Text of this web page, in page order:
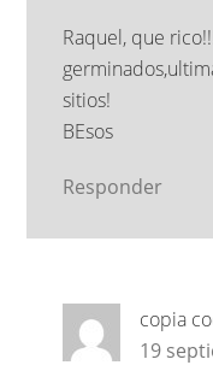
Raquel, que
sitios!
BEsos
Responder
copia
19